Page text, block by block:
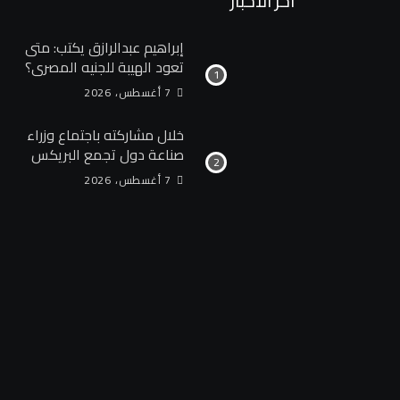
إبراهيم عبدالرازق يكتب: متى
تعود الهيبة للجنيه المصري؟
7 أغسطس، 2026
خلال مشاركته باجتماع وزراء
صناعة دول تجمع البريكس
المنعقد بمدينة جايبور
الهندية وزير الصناعة يبحث
7 أغسطس، 2026